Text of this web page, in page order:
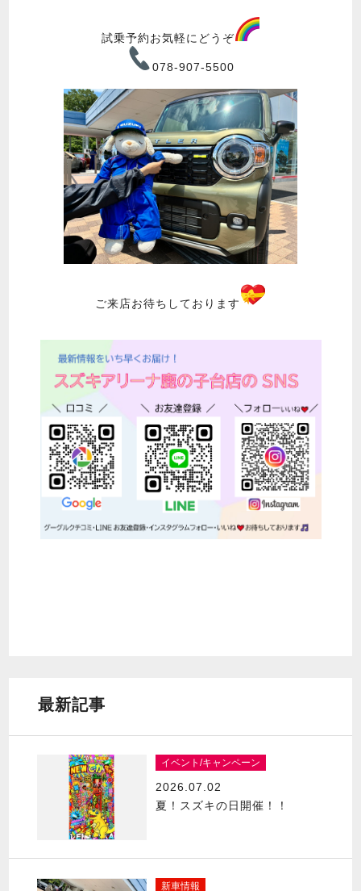
試乗予約お気軽にどうぞ
078-907-5500
ご来店お待ちしております
最新記事
イベント/キャンペーン
2026.07.02
夏！スズキの日開催！！
新車情報